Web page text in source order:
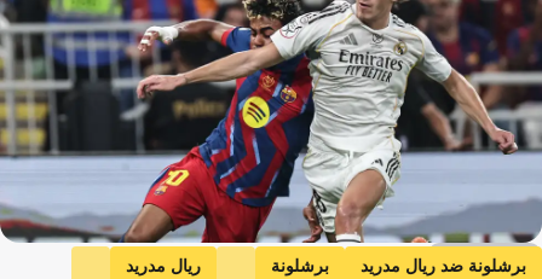
Getty Images
برشلونة ضد ريال مدريد برشلونة
ريال مدريد